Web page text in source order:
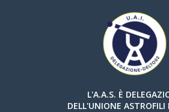
L'A.A.S. È
DELL'UNIONE